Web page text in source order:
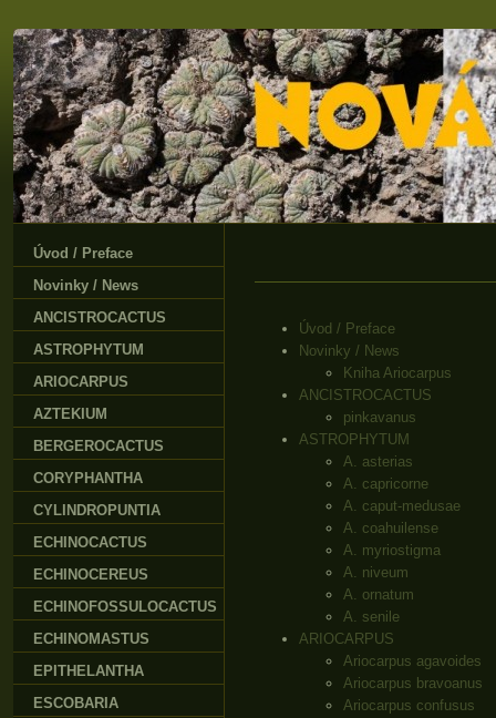
Úvod / Preface
Novinky / News
Kniha Ariocarpus
ANCISTROCACTUS
pinkavanus
ASTROPHYTUM
A. asterias
A. capricorne
A. caput-medusae
A. coahuilense
A. myriostigma
A. niveum
A. ornatum
A. senile
ARIOCARPUS
Ariocarpus agavoides
Ariocarpus bravoanus
Ariocarpus confusus
Úvod / Preface
Novinky / News
ANCISTROCACTUS
ASTROPHYTUM
ARIOCARPUS
AZTEKIUM
BERGEROCACTUS
CORYPHANTHA
CYLINDROPUNTIA
ECHINOCACTUS
ECHINOCEREUS
ECHINOFOSSULOCACTUS
ECHINOMASTUS
EPITHELANTHA
ESCOBARIA